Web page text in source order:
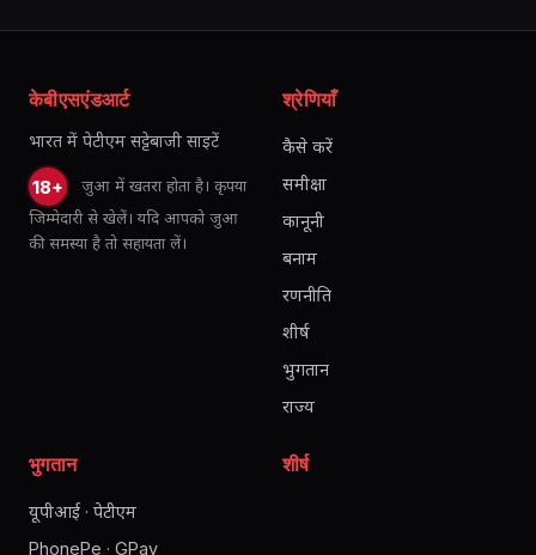
केबीएसएंडआर्ट
भारत में पेटीएम सट्टेबाजी साइटें
18+
जुआ में खतरा होता है। कृपया
जिम्मेदारी से खेलें। यदि आपको जुआ
की समस्या है तो सहायता लें।
श्रेणियाँ
कैसे करें
समीक्षा
कानूनी
बनाम
रणनीति
शीर्ष
भुगतान
राज्य
भुगतान
यूपीआई · पेटीएम
PhonePe · GPay
शीर्ष